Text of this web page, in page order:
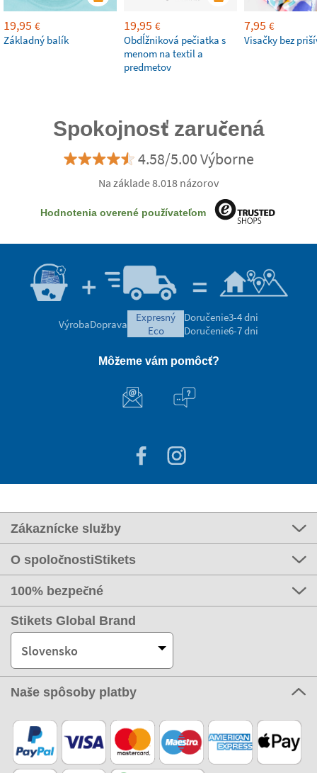
19,95 €
Základný balík
19,95 €
Obdĺžniková pečiatka s
menom na textil a
predmetov
7,95 €
Visačky bez
Spokojnosť zaručená
4.58/5.00 Výborne
Na základe 8.018 názorov
Hodnotenia overené používateľom
VýrobaDoprava
expresný
eco
Doručenie3-4 dni
Doručenie6-7 dni
Môžeme vám pomôcť?
Zákaznícke služby
O spoločnostiStikets
100% bezpečné
Stikets Global Brand
Slovensko
Naše spôsoby platby